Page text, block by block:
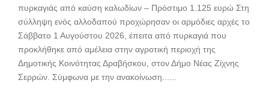
πυρκαγιάς από καύση καλωδίων – Πρόστιμο 1.125 ευρώ Στη
σύλληψη ενός αλλοδαπού προχώρησαν οι αρμόδιες αρχές το
Σάββατο 1 Αυγούστου 2026, έπειτα από πυρκαγιά που
προκλήθηκε από αμέλεια στην αγροτική περιοχή της
Δημοτικής Κοινότητας Δραβήσκου, στον Δήμο Νέας Ζίχνης
Σερρών. Σύμφωνα με την ανακοίνωση......